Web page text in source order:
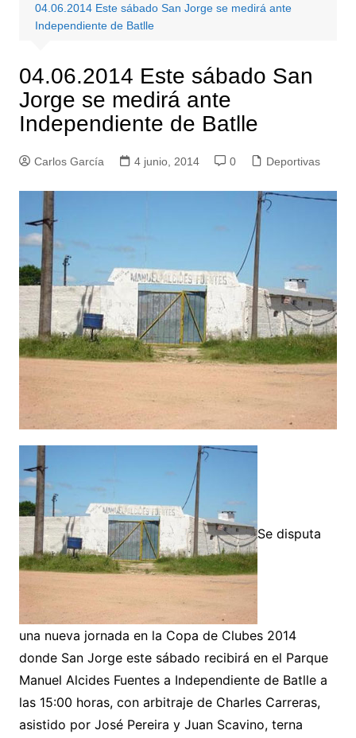
04.06.2014 Este sábado San Jorge se medirá ante
Independiente de Batlle
04.06.2014 Este sábado San
Jorge se medirá ante
Independiente de Batlle
Carlos García 4 junio, 2014 0 Deportivas
Se disputa
una nueva jornada en la Copa de Clubes 2014
donde San Jorge este sábado recibirá en el Parque
Manuel Alcides Fuentes a Independiente de Batlle a
las 15:00 horas, con arbitraje de Charles Carreras,
asistido por José Pereira y Juan Scavino, terna